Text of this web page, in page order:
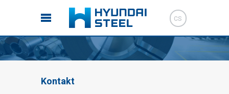
CS
Kontakt